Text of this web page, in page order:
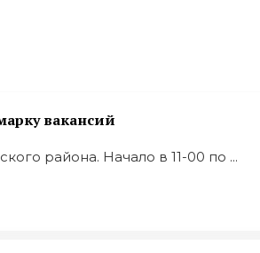
вакансий
района. Начало в 11-00 по ...